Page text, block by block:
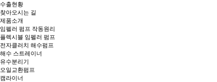
수출현황
찾아오시는 길
제품소개
임펠러 펌프 작동원리
플렉시블 임펠러 펌프
전자클러치 해수펌프
해수 스트레이너
유수분리기
오일교환펌프
캠라이너